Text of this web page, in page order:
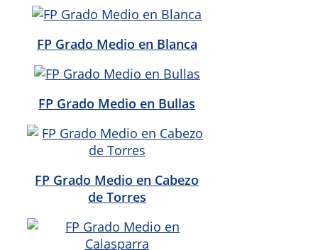
FP Grado Medio en Blanca
FP Grado Medio en Bullas
FP Grado Medio en Cabezo
de Torres